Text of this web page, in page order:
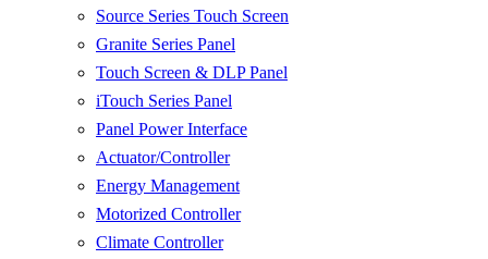
Source Series Touch Screen
Granite Series Panel
Touch Screen & DLP Panel
iTouch Series Panel
Panel Power Interface
Actuator/Controller
Energy Management
Motorized Controller
Climate Controller